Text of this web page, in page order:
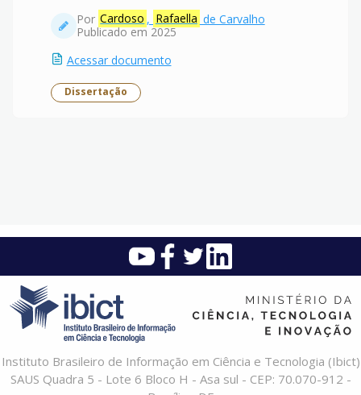
Por Cardoso , Rafaella de Carvalho
Publicado em 2025
Acessar documento
Dissertação
Instituto Brasileiro de Informação em Ciência e Tecnologia (Ibict)
SAUS Quadra 5 - Lote 6 Bloco H - Asa sul - CEP: 70.070-912 -